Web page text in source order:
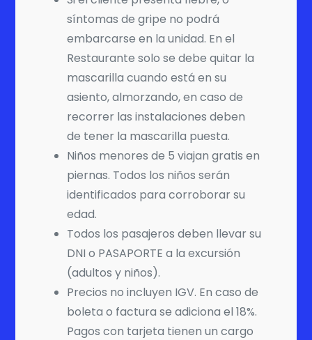
síntomas de gripe no podrá
embarcarse en la unidad. En el
Restaurante solo se debe quitar la
mascarilla cuando está en su
asiento, almorzando, en caso de
recorrer las instalaciones deben
de tener la mascarilla puesta.
Niños menores de 5 viajan gratis en
piernas. Todos los niños serán
identificados para corroborar su
edad.
Todos los pasajeros deben llevar su
DNI o PASAPORTE a la excursión
(adultos y niños).
Precios no incluyen IGV. En caso de
boleta o factura se adiciona el 18%.
Pagos con tarjeta tienen un cargo